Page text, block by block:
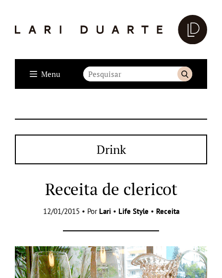
Menu
Drink
Receita de clericot
12/01/2015 • Por Lari • Life Style • Receita